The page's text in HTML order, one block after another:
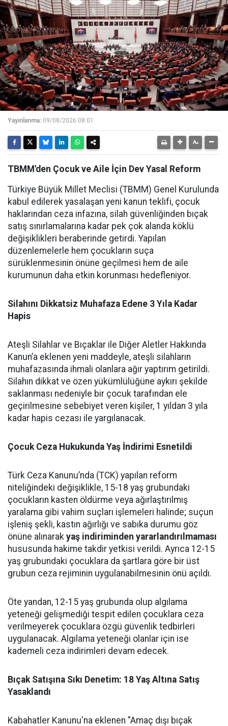
Yayınlanma: 09/08/2026 08:01
TBMM'den Çocuk ve Aile İçin Dev Yasal Reform
Türkiye Büyük Millet Meclisi (TBMM) Genel Kurulunda
kabul edilerek yasalaşan yeni kanun teklifi, çocuk
haklarından ceza infazına, silah güvenliğinden bıçak
satış sınırlamalarına kadar pek çok alanda köklü
değişiklikleri beraberinde getirdi. Yapılan
düzenlemelerle hem çocukların suça
sürüklenmesinin önüne geçilmesi hem de aile
kurumunun daha etkin korunması hedefleniyor.
Silahını Dikkatsiz Muhafaza Edene 3 Yıla Kadar
Hapis
Ateşli Silahlar ve Bıçaklar ile Diğer Aletler Hakkında
Kanun’a eklenen yeni maddeyle, ateşli silahların
muhafazasında ihmali olanlara ağır yaptırım getirildi.
Silahın dikkat ve özen yükümlülüğüne aykırı şekilde
saklanması nedeniyle bir çocuk tarafından ele
geçirilmesine sebebiyet veren kişiler, 1 yıldan 3 yıla
kadar hapis cezası ile yargılanacak.
Çocuk Ceza Hukukunda Yaş İndirimi Esnetildi
Türk Ceza Kanunu’nda (TCK) yapılan reform
niteliğindeki değişiklikle, 15-18 yaş grubundaki
çocukların kasten öldürme veya ağırlaştırılmış
yaralama gibi vahim suçları işlemeleri halinde; suçun
işleniş şekli, kastın ağırlığı ve sabıka durumu göz
önüne alınarak yaş indiriminden yararlandırılmaması
hususunda hakime takdir yetkisi verildi. Ayrıca 12-15
yaş grubundaki çocuklara da şartlara göre bir üst
grubun ceza rejiminin uygulanabilmesinin önü açıldı.
Öte yandan, 12-15 yaş grubunda olup algılama
yeteneği gelişmediği tespit edilen çocuklara ceza
verilmeyerek çocuklara özgü güvenlik tedbirleri
uygulanacak. Algılama yeteneği olanlar için ise
kademeli ceza indirimleri devam edecek.
Bıçak Satışına Sıkı Denetim: 18 Yaş Altına Satış
Yasaklandı
Kabahatler Kanunu'na eklenen "Amaç dışı bıçak